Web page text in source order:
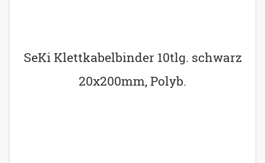
SeKi Klettkabelbinder 10tlg. schwarz
20x200mm, Polyb.